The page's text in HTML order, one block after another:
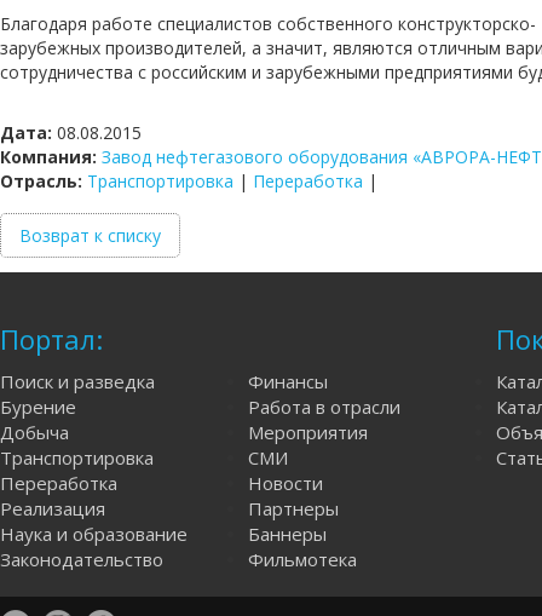
Благодаря работе специалистов собственного
зарубежных производителей, а значит, являются отличным
сотрудничества с российским и зарубежными предприятиями
Дата: 08.08.2015
Компания: Завод нефтегазового оборудования «АВРОРА-
Отрасль: Транспортировка | Переработка |
Возврат к списку
Портал:
Поиск и разведка
Бурение
Добыча
Транспортировка
Переработка
Реализация
Наука и образование
Законодательство
Финансы
Работа в отрасли
Мероприятия
СМИ
Новости
Партнеры
Баннеры
Фильмотека